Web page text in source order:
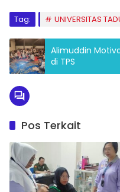
Tag: UNIVERSITAS
Alimuddin
di TPS
Pos Terkait